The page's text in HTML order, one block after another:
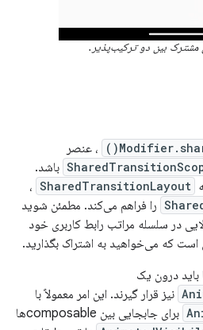
مشترک بین دو ترکیب‌پذیر.
، عنصر
باشد.
SharedTransitionLayout ،
را فراهم می‌کند. مطمئن شوید
در سلسله مراتب رابط کاربری خود
که می‌خواهید به اشتراک بگذارید.
نیز قرار گیرند. این امر معمولاً با
برای جابجایی بین composableها